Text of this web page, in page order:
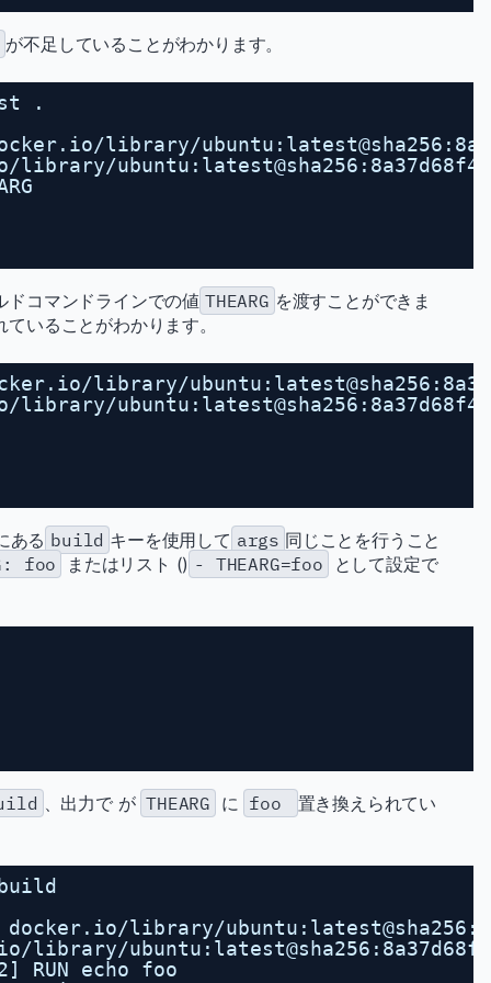
が不足していることがわかります。
.
library/
ドコマンドラインでの値 THEARG を渡すことができま
いることがわかります。
library/
ある build キーを使用して args 同じことを行うこと
foo
またはリスト () - THEARG=foo として設定で
、出力で が THEARG に foo 置き換えられてい
library/
echo foo